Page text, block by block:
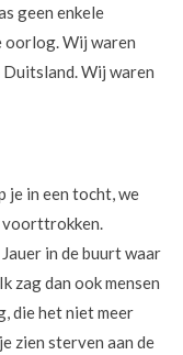
geen enkele
oorlog. Wij waren
Wij waren
je in een tocht, we
voorttrokken.
in de buurt waar
zag dan ook mensen
die het niet meer
zien sterven aan de